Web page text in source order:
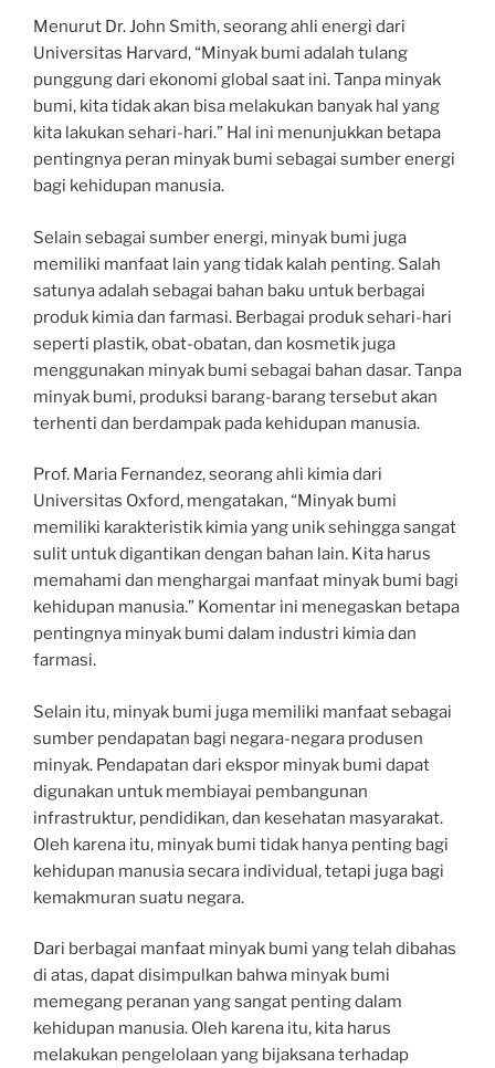
Menurut Dr. John Smith, seorang ahli energi dari
Universitas Harvard, “Minyak bumi adalah tulang
punggung dari ekonomi global saat ini. Tanpa minyak
bumi, kita tidak akan bisa melakukan banyak hal yang
kita lakukan sehari-hari.” Hal ini menunjukkan betapa
pentingnya peran minyak bumi sebagai sumber energi
bagi kehidupan manusia.
Selain sebagai sumber energi, minyak bumi juga
memiliki manfaat lain yang tidak kalah penting. Salah
satunya adalah sebagai bahan baku untuk berbagai
produk kimia dan farmasi. Berbagai produk sehari-hari
seperti plastik, obat-obatan, dan kosmetik juga
menggunakan minyak bumi sebagai bahan dasar. Tanpa
minyak bumi, produksi barang-barang tersebut akan
terhenti dan berdampak pada kehidupan manusia.
Prof. Maria Fernandez, seorang ahli kimia dari
Universitas Oxford, mengatakan, “Minyak bumi
memiliki karakteristik kimia yang unik sehingga sangat
sulit untuk digantikan dengan bahan lain. Kita harus
memahami dan menghargai manfaat minyak bumi bagi
kehidupan manusia.” Komentar ini menegaskan betapa
pentingnya minyak bumi dalam industri kimia dan
farmasi.
Selain itu, minyak bumi juga memiliki manfaat sebagai
sumber pendapatan bagi negara-negara produsen
minyak. Pendapatan dari ekspor minyak bumi dapat
digunakan untuk membiayai pembangunan
infrastruktur, pendidikan, dan kesehatan masyarakat.
Oleh karena itu, minyak bumi tidak hanya penting bagi
kehidupan manusia secara individual, tetapi juga bagi
kemakmuran suatu negara.
Dari berbagai manfaat minyak bumi yang telah dibahas
di atas, dapat disimpulkan bahwa minyak bumi
memegang peranan yang sangat penting dalam
kehidupan manusia. Oleh karena itu, kita harus
melakukan pengelolaan yang bijaksana terhadap